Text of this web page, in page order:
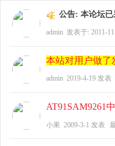
公告: 本论坛
admin 发表于: 2011-
本站对用户做了
admin 2019-4-19 发表
AT91SAM9261
小果 2009-3-1 发表